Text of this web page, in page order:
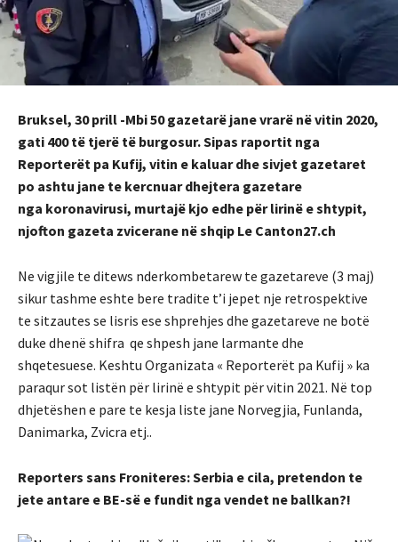
Bruksel, 30 prill -Mbi 50 gazetarë jane vrarë në vitin 2020,
gati 400 të tjerë të burgosur. Sipas raportit nga
Reporterët pa Kufij, vitin e kaluar dhe sivjet gazetaret
po ashtu jane te kercnuar dhejtera gazetare
nga koronavirusi, murtajë kjo edhe për lirinë e shtypit,
njofton gazeta zvicerane në shqip Le Canton27.ch
Ne vigjile te ditews nderkombetarew te gazetareve (3 maj)
sikur tashme eshte bere tradite t’i jepet nje retrospektive
te sitzautes se lisris ese shprehjes dhe gazetareve ne botë
duke dhenë shifra qe shpesh jane larmante dhe
shqetesuese. Keshtu Organizata « Reporterët pa Kufij » ka
paraqur sot listën për lirinë e shtypit për vitin 2021. Në top
dhjetëshen e pare te kesja liste jane Norvegjia, Funlanda,
Danimarka, Zvicra etj..
Reporters sans Froniteres: Serbia e cila, pretendon te
jete antare e BE-së e fundit nga vendet ne ballkan?!